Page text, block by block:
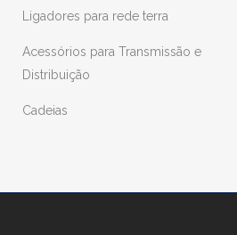
Ligadores para rede terra
Acessórios para Transmissão e
Distribuição
Cadeias